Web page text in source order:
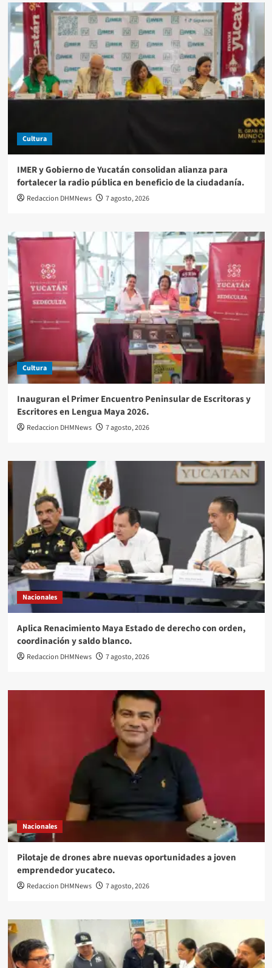
Cultura
IMER y Gobierno de Yucatán consolidan alianza para
fortalecer la radio pública en beneficio de la ciudadanía.
Redaccion DHMNews 7 agosto, 2026
Cultura
Inauguran el Primer Encuentro Peninsular de Escritoras y
Escritores en Lengua Maya 2026.
Redaccion DHMNews 7 agosto, 2026
Nacionales
Aplica Renacimiento Maya Estado de derecho con orden,
coordinación y saldo blanco.
Redaccion DHMNews 7 agosto, 2026
Nacionales
Pilotaje de drones abre nuevas oportunidades a joven
emprendedor yucateco.
Redaccion DHMNews 7 agosto, 2026